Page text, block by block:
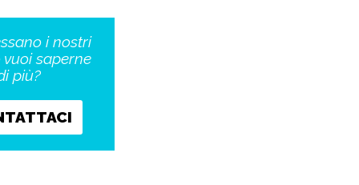
i nostri
vuoi saperne
più?